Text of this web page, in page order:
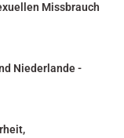
Missbrauch
Niederlande -